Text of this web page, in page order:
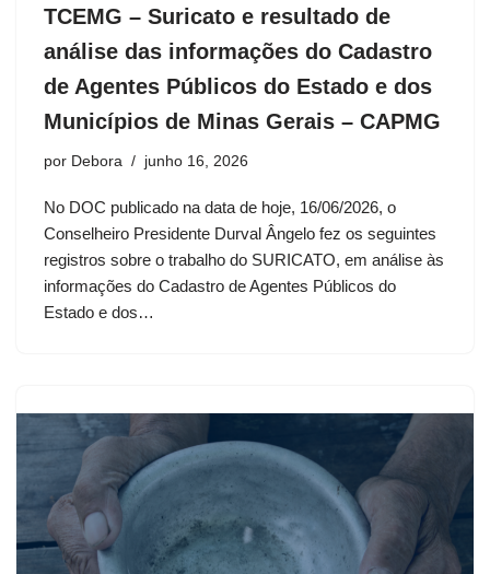
TCEMG – Suricato e resultado de
análise das informações do Cadastro
de Agentes Públicos do Estado e dos
Municípios de Minas Gerais – CAPMG
por Debora junho 16, 2026
No DOC publicado na data de hoje, 16/06/2026, o
Conselheiro Presidente Durval Ângelo fez os seguintes
registros sobre o trabalho do SURICATO, em análise às
informações do Cadastro de Agentes Públicos do
Estado e dos…